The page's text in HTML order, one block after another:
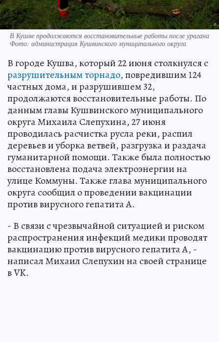
В Кушве продолжаются восстановительные работы после урагана
Фото: администрация Кушвинского муниципального округа
В городе Кушва, который 22 июня столкнулся с
разрушительным торнадо, повредившим 124
частных дома, и разрушившем 32,
продолжаются восстановительные работы. По
данным главы Кушвинского муниципального
округа Михаила Слепухина, 27 июня
проводилась расчистка русла реки, распил
деревьев и уборка ветвей, разгрузка и раздача
гуманитарной помощи. Также была полностью
восстановлена подача электроэнергии на
улице Коммуны. Также глава муниципального
округа сообщил о проведении вакцинации
против вирусного гепатита А.
- В связи с чрезвычайной ситуацией и риском
распространения инфекций медики проводят
вакцинацию против вирусного гепатита А, -
написал Михаил Слепухин на своей странице
в VK.